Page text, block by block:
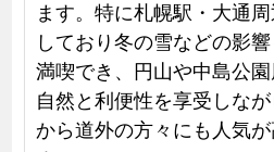
ます。特に札幌駅・大通
しており冬の雪などの影
満喫でき、円山や中島公
自然と利便性を享受しな
から道外の方々にも人気